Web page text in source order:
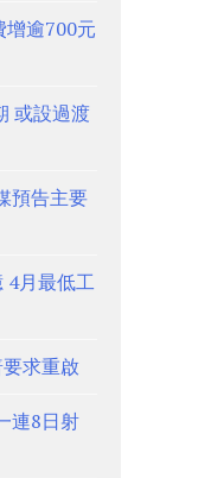
增逾700元
或設過渡
預告主要
4月最低工
求重啟
連8日射